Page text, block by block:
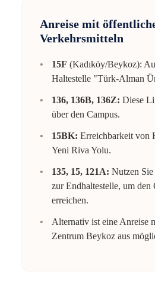
Anreise mit
Verkehrsmitteln
15F (Kadıköy/Beykoz):
Haltestelle "Türk-Alman
136, 136B, 136Z: Diese
über den Campus.
15BK: Erreichbarkeit von
Yeni Riva Yolu.
135, 15, 121A: Nutzen
zur Endhaltestelle, um den
erreichen.
Alternativ ist eine Anreise
Zentrum Beykoz aus